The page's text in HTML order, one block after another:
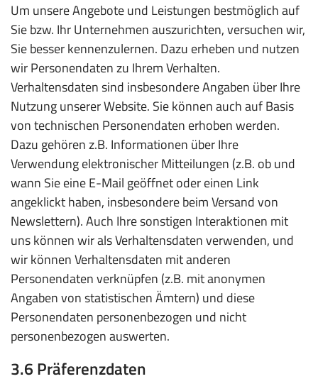
Um unsere Angebote und Leistungen bestmöglich auf
Sie bzw. Ihr Unternehmen auszurichten, versuchen wir,
Sie besser kennenzulernen. Dazu erheben und nutzen
wir Personendaten zu Ihrem Verhalten.
Verhaltensdaten sind insbesondere Angaben über Ihre
Nutzung unserer Website. Sie können auch auf Basis
von technischen Personendaten erhoben werden.
Dazu gehören z.B. Informationen über Ihre
Verwendung elektronischer Mitteilungen (z.B. ob und
wann Sie eine E-Mail geöffnet oder einen Link
angeklickt haben, insbesondere beim Versand von
Newslettern). Auch Ihre sonstigen Interaktionen mit
uns können wir als Verhaltensdaten verwenden, und
wir können Verhaltensdaten mit anderen
Personendaten verknüpfen (z.B. mit anonymen
Angaben von statistischen Ämtern) und diese
Personendaten personenbezogen und nicht
personenbezogen auswerten.
3.6 Präferenzdaten